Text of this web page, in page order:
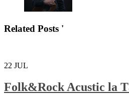
Related Posts '
22 JUL
Folk&Rock Acustic la